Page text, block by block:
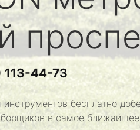
113-44-73
бесплатно
в самое